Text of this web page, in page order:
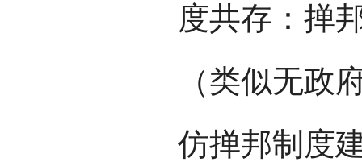
度共存：掸
（类似无政
仿掸邦制度